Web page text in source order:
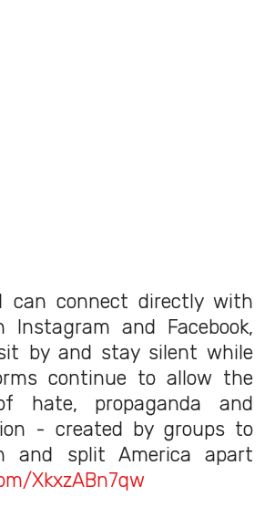
connect directly with
Instagram and Facebook,
by and stay silent while
continue to allow the
hate, propaganda and
- created by groups to
and split America apart
XkxzABn7qw